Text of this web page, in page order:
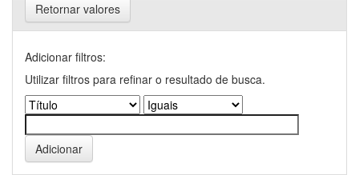
Retornar valores
Adicionar filtros:
Utilizar filtros para refinar o resultado de busca.